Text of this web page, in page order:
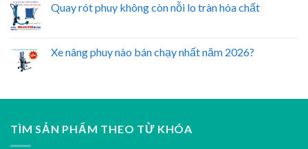
Quay rót phuy không còn nỗi lo tràn hóa chất
Xe nâng phuy nào bán chạy nhất năm 2026?
TÌM SẢN PHẨM THEO TỪ KHÓA